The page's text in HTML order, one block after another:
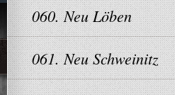
060. Neu Löben
061. Neu Schweinitz